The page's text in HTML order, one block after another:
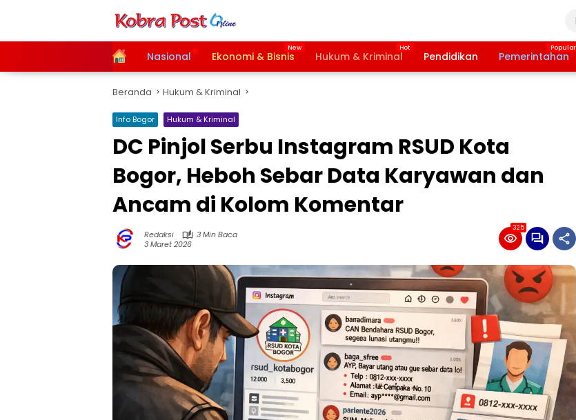
HomeNasional Ekonomi & Bisnis Hukum & Kriminal Pendidikan Pemerintahan
Beranda Hukum & Kriminal
Info Bogor Hukum & Kriminal
DC Pinjol Serbu Instagram RSUD Kota
Bogor, Heboh Sebar Data Karyawan dan
Ancam di Kolom Komentar
Redaksi
3 Min Baca
3 Maret 2026
325